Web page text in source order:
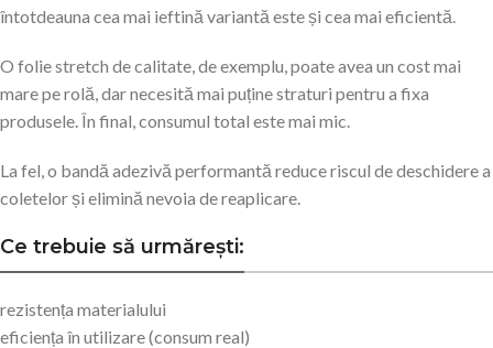
întotdeauna cea mai ieftină variantă este și cea mai eficientă.
O folie stretch de calitate, de exemplu, poate avea un cost mai
mare pe rolă, dar necesită mai puține straturi pentru a fixa
produsele. În final, consumul total este mai mic.
La fel, o bandă adezivă performantă reduce riscul de deschidere a
coletelor și elimină nevoia de reaplicare.
Ce trebuie să urmărești:
rezistența materialului
eficiența în utilizare (consum real)